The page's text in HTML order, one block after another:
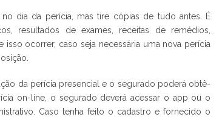
dia da perícia, mas tire cópias de tudo antes. É
resultados de exames, receitas de remédios,
ocorrer, caso seja necessária uma nova perícia
da perícia presencial e o segurado poderá obtê-
on-line, o segurado deverá acessar o app ou o
Caso tenha feito o cadastro e fornecido o